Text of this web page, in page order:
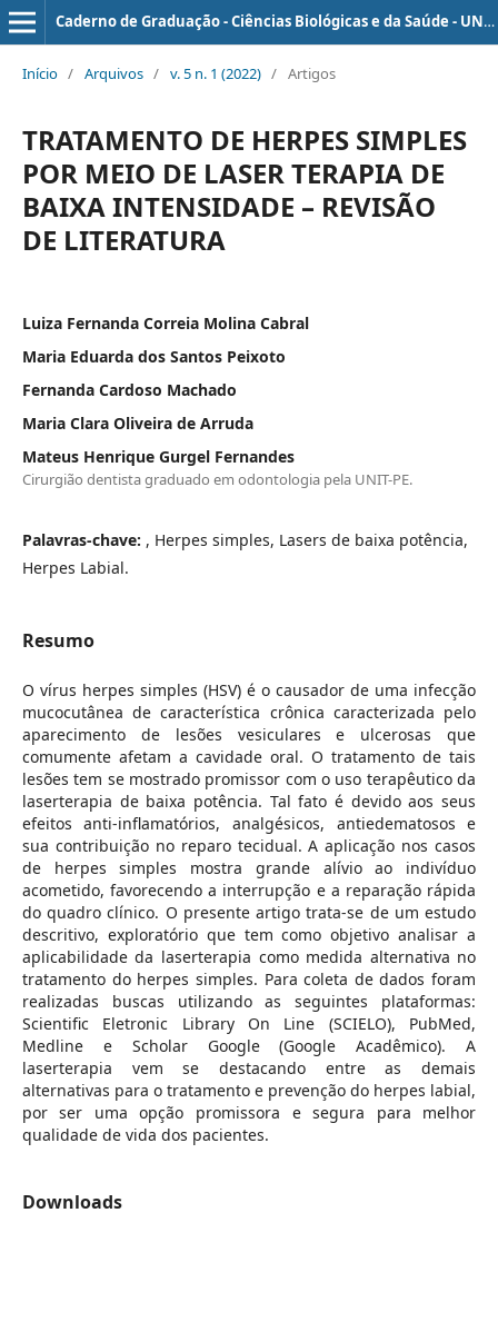
Caderno de Graduação - Ciências Biológicas e da Saúde - UNIT - PERNAMBUCO
Início / Arquivos / v. 5 n. 1 (2022) / Artigos
TRATAMENTO DE HERPES SIMPLES
POR MEIO DE LASER TERAPIA DE
BAIXA INTENSIDADE – REVISÃO
DE LITERATURA
Luiza Fernanda Correia Molina Cabral
Maria Eduarda dos Santos Peixoto
Fernanda Cardoso Machado
Maria Clara Oliveira de Arruda
Mateus Henrique Gurgel Fernandes
Cirurgião dentista graduado em odontologia pela UNIT-PE.
Palavras-chave: , Herpes simples, Lasers de baixa potência,
Herpes Labial.
Resumo
O vírus herpes simples (HSV) é o causador de uma infecção
mucocutânea de característica crônica caracterizada pelo
aparecimento de lesões vesiculares e ulcerosas que
comumente afetam a cavidade oral. O tratamento de tais
lesões tem se mostrado promissor com o uso terapêutico da
laserterapia de baixa potência. Tal fato é devido aos seus
efeitos anti-inflamatórios, analgésicos, antiedematosos e
sua contribuição no reparo tecidual. A aplicação nos casos
de herpes simples mostra grande alívio ao indivíduo
acometido, favorecendo a interrupção e a reparação rápida
do quadro clínico. O presente artigo trata-se de um estudo
descritivo, exploratório que tem como objetivo analisar a
aplicabilidade da laserterapia como medida alternativa no
tratamento do herpes simples. Para coleta de dados foram
realizadas buscas utilizando as seguintes plataformas:
Scientific Eletronic Library On Line (SCIELO), PubMed,
Medline e Scholar Google (Google Acadêmico). A
laserterapia vem se destacando entre as demais
alternativas para o tratamento e prevenção do herpes labial,
por ser uma opção promissora e segura para melhor
qualidade de vida dos pacientes.
Downloads